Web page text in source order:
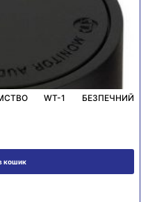
WT-1 БЕЗПЕЧНИЙ
кошик